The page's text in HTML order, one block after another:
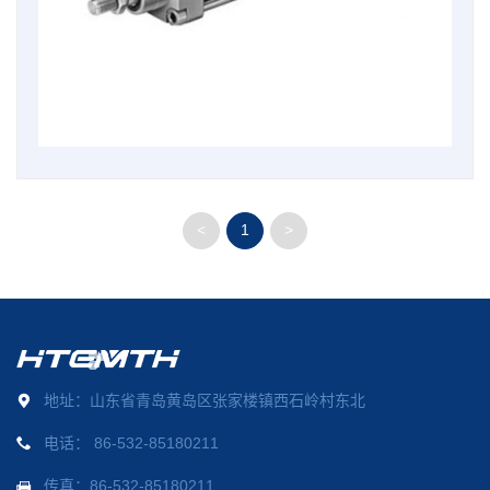
< 1 >
地址：山东省青岛黄岛区张家楼镇西石岭村东北
电话： 86-532-85180211
传真：86-532-85180211